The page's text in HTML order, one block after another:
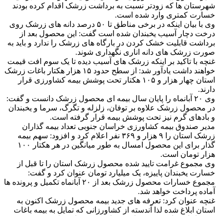
شهرستان ها که زودتر نسبت به برداشت زرشک اقدام کرده بودند
خسارت کمتری وارد شده است.
وی با بیان اینکه در برخی مناطق تا ۵۰ درصد دانه های زرشک روی
درخت دچار آسیب یخبندان شده است گفت: این محصول بعد از
برداشت قابلیت خشک کردن در بارگاه های زرشک را ندارد و باید به
صورت زرشک های دانه اناری نگهداری شوند.
غنچه با تاکید بر اینکه زرشک های آسیب دیده تا یک سوم افت قیمت
خواهند داشت یادآور شد: از سطح حدود ۱۵ هزار هکتار باغات زرشک
استان چهار هزار و ۱۰۵ هکتار تحت پوشش بیمه کشاورزی قرار
دارند.
وی ۲۰ آبانماه را پایان سال بیمه ای محصول زرشک دانست و گفت:
در محصول زرشک علاوه بر توفان، زلزله و تگرگ، سرما و یخبندان
و بادهای گرم نیز تحت پوشش بیمه قرار گرفته است.
مدیر صندوق بیمه کشاورزی خراسان جنوبی تعداد بیمه گذاران
زرشک استان را ۹ هزار و ۳۶۹ نفر اعلام کرد و افزود: سهم بیمه
گذار برای این محصول امسال به طور میانگین در هر هکتار ۱۰۰
هزار تومان است.
وی مجموع غرامت تایید شده محصول زرشک استان را تا قبل از
خسارت یخبندان پاییزه، یک میلیارد تومان عنوان کرد و گفت:
مجموع خسارات محصول زرشک بعد از ۲۰ آبانماه تکمیل و پرونده ها
آماده پرداخت خواهد شد.
غنچه عنوان کرد: تعرفه های جدید بیمه محصول زرشک اکنون به
استان ابلاغ شده لذا آندسته از کشاورزانی که تمایل به بیمه باغات